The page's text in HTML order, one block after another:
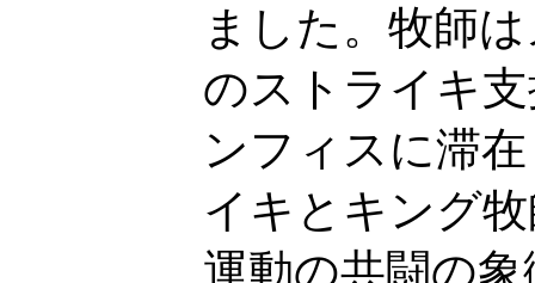
ました。牧師
のストライキ
ンフィスに滞
イキとキング
運動の共闘の